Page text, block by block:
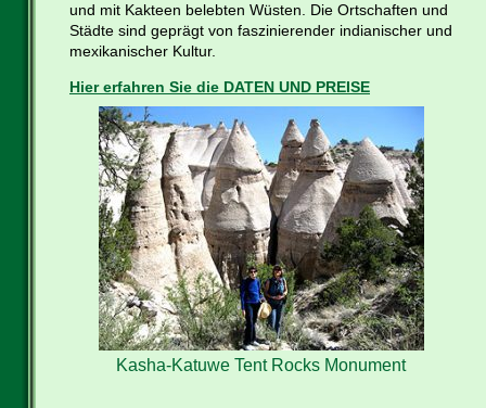
und mit Kakteen belebten Wüsten. Die Ortschaften und
Städte sind geprägt von faszinierender indianischer und
mexikanischer Kultur.
Hier erfahren Sie die DATEN UND PREISE
Kasha-Katuwe Tent Rocks Monument